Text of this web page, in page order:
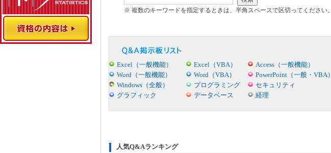
※ 複数のキーワードを指定するときは、半角スペースで区切ってください。
Excel（一般機能） Excel（VBA） Access（一般機能）
Word（一般機能）
Word（VBA） PowerPoint（一般・VBA）
Windows（全般）
プログラミング セキュリティ
グラフィック
データベース 経理
人気Q&Aランキング